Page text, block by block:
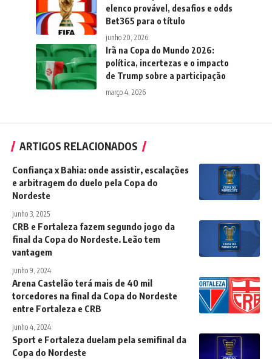
elenco provável, desafios e odds
Bet365 para o título
junho 20, 2026
Irã na Copa do Mundo 2026:
política, incertezas e o impacto
de Trump sobre a participação
março 4, 2026
ARTIGOS RELACIONADOS
Confiança x Bahia: onde assistir, escalações
e arbitragem do duelo pela Copa do
Nordeste
junho 3, 2025
CRB e Fortaleza fazem segundo jogo da
final da Copa do Nordeste. Leão tem
vantagem
junho 9, 2024
Arena Castelão terá mais de 40 mil
torcedores na final da Copa do Nordeste
entre Fortaleza e CRB
junho 4, 2024
Sport e Fortaleza duelam pela semifinal da
Copa do Nordeste